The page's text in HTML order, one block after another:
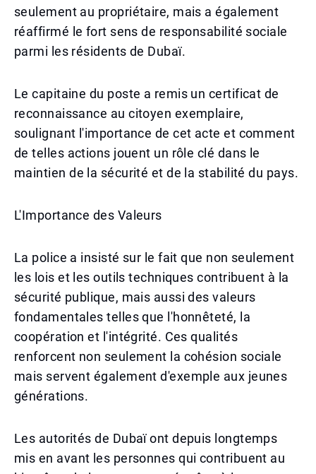
seulement au propriétaire, mais a également
réaffirmé le fort sens de responsabilité sociale
parmi les résidents de Dubaï.
Le capitaine du poste a remis un certificat de
reconnaissance au citoyen exemplaire,
soulignant l'importance de cet acte et comment
de telles actions jouent un rôle clé dans le
maintien de la sécurité et de la stabilité du pays.
L'Importance des Valeurs
La police a insisté sur le fait que non seulement
les lois et les outils techniques contribuent à la
sécurité publique, mais aussi des valeurs
fondamentales telles que l'honnêteté, la
coopération et l'intégrité. Ces qualités
renforcent non seulement la cohésion sociale
mais servent également d'exemple aux jeunes
générations.
Les autorités de Dubaï ont depuis longtemps
mis en avant les personnes qui contribuent au